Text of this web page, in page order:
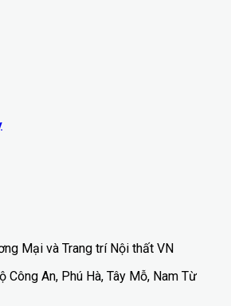
Mại và Trang trí Nội thất VN
Công An, Phú Hà, Tây Mỗ, Nam Từ